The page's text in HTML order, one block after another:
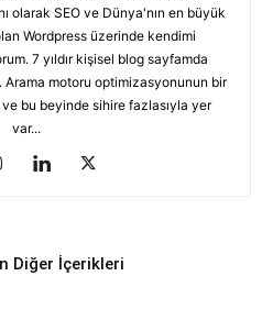
olarak SEO ve Dünya'nın en büyük
Wordpress üzerinde kendimi
7 yıldır kişisel blog sayfamda
Arama motoru optimizasyonunun bir
bu beyinde sihire fazlasıyla yer
var...
Diğer İçerikleri